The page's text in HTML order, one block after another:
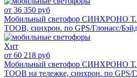
от 36 350 руб
Мобильный светофор СИНХРОНО
ТООВ, синхрон. по GPS/Глонасс/
Хит
от 60 218 руб
Мобильный светофор СИНХРОНО
ТООВ на тележке, синхрон. по GPS/